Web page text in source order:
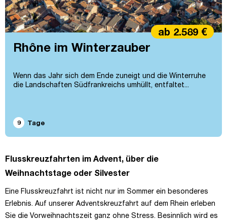
Rhône im Winterzauber
Wenn das Jahr sich dem Ende zuneigt und die Winterruhe
die Landschaften Südfrankreichs umhüllt, entfaltet...
ab 2.589 €
9 Tage
Flusskreuzfahrten im Advent, über die
Weihnachtstage oder Silvester
Eine Flusskreuzfahrt ist nicht nur im Sommer ein besonderes
Erlebnis. Auf unserer Adventskreuzfahrt auf dem Rhein erleben
Sie die Vorweihnachtszeit ganz ohne Stress. Besinnlich wird es